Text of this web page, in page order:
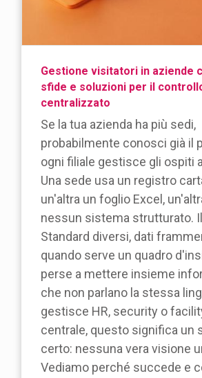
Gestione visitatori in aziende
sfide e soluzioni per il
centralizzato
Se la tua azienda ha più sedi,
probabilmente conosci già il
ogni filiale gestisce gli ospiti
Una sede usa un registro
un'altra un foglio Excel,
nessun sistema strutturato.
Standard diversi, dati
quando serve un quadro
perse a mettere insieme
che non parlano la stessa
gestisce HR, security o
centrale, questo significa un
certo: nessuna vera visione
Vediamo perché succede e